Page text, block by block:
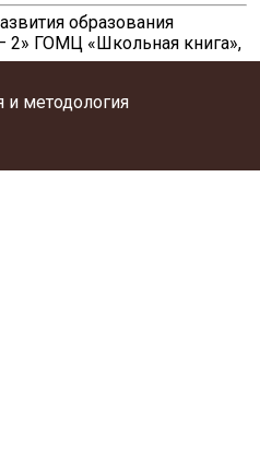
образования
2» ГОМЦ «Школьная книга»,
и методология